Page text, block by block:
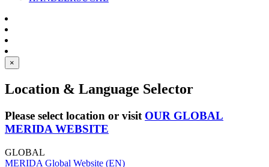
×
Location & Language Selector
Please select location or visit OUR GLOBAL
MERIDA WEBSITE
GLOBAL
MERIDA Global Website (EN)